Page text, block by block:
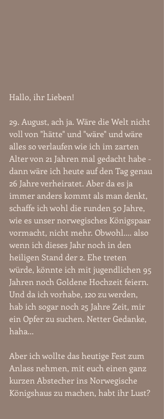
Hallo, ihr Lieben!
29. August, ach ja. Wäre die Welt nicht
voll von "hätte" und "wäre" und wäre
alles so verlaufen wie ich im zarten
Alter von 21 Jahren mal gedacht habe -
dann wäre ich heute auf den Tag genau
26 Jahre verheiratet. Aber da es ja
immer anders kommt als man denkt,
schaffe ich wohl die runden 50 Jahre,
wie es unser norwegisches Königspaar
vormacht, nicht mehr. Obwohl.... also
wenn ich dieses Jahr noch in den
heiligen Stand der 2. Ehe treten
würde, könnte ich mit jugendlichen 95
Jahren noch Goldene Hochzeit feiern.
Und da ich vorhabe, 120 zu werden,
hab ich sogar noch 25 Jahre Zeit, mir
ein Opfer zu suchen. Netter Gedanke,
haha...
Aber ich wollte das heutige Fest zum
Anlass nehmen, mit euch einen ganz
kurzen Abstecher ins Norwegische
Königshaus zu machen, habt ihr Lust?